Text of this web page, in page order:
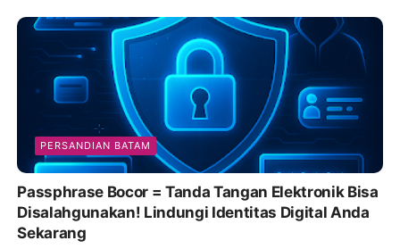
PERSANDIAN BATAM
Passphrase Bocor = Tanda Tangan Elektronik Bisa
Disalahgunakan! Lindungi Identitas Digital Anda
Sekarang